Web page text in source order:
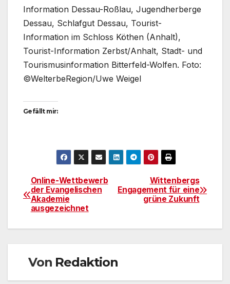
Information Dessau-Roßlau, Jugendherberge
Dessau, Schlafgut Dessau, Tourist-
Information im Schloss Köthen (Anhalt),
Tourist-Information Zerbst/Anhalt, Stadt- und
Tourismusinformation Bitterfeld-Wolfen. Foto:
©WelterbeRegion/Uwe Weigel
Gefällt mir:
BeitragsnavigationWittenbergs
Engagement für eine
grüne Zukunft
Online-Wettbewerb
der Evangelischen
Akademie
ausgezeichnet
Von Redaktion